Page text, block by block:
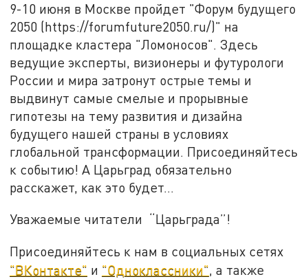
9-10 июня в Москве пройдет "Форум будущего
2050 (https://forumfuture2050.ru/)" на
площадке кластера "Ломоносов". Здесь
ведущие эксперты, визионеры и футурологи
России и мира затронут острые темы и
выдвинут самые смелые и прорывные
гипотезы на тему развития и дизайна
будущего нашей страны в условиях
глобальной трансформации. Присоединяйтесь
к событию! А Царьград обязательно
расскажет, как это будет...
Уважаемые читатели “Царьграда”!
Присоединяйтесь к нам в социальных сетях
"ВКонтакте" и "Одноклассники" , а также